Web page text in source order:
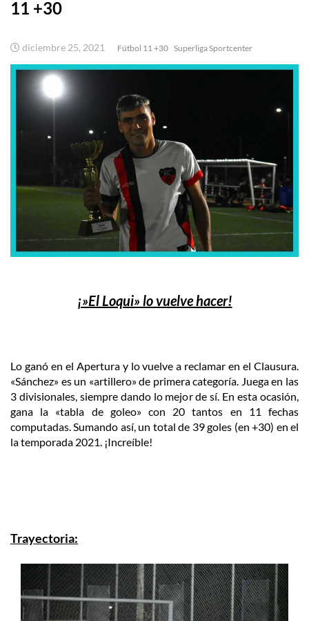
11 +30
diciembre 25, 2021 Fútbol 11 +30 Superliga Sportcenter
¡»El Loqui» lo vuelve hacer!
Lo ganó en el Apertura y lo vuelve a reclamar en el Clausura.
«Sánchez» es un «artillero» de primera categoría. Juega en las
3 divisionales, siempre dando lo mejor de sí. En esta ocasión,
gana la «tabla de goleo» con 20 tantos en 11 fechas
computadas. Sumando así, un total de 39 goles (en +30) en el
la temporada 2021. ¡Increíble!
Trayectoria: